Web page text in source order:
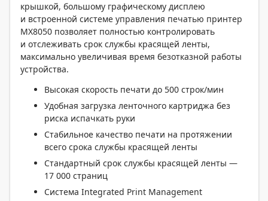
крышкой, большому графическому дисплею
и встроенной системе управления печатью принтер
MX8050 позволяет полностью контролировать
и отслеживать срок службы красящей ленты,
максимально увеличивая время безотказной работы
устройства.
Высокая скорость печати до 500 строк/мин
Удобная загрузка ленточного картриджа без
риска испачкать руки
Стабильное качество печати на протяжении
всего срока службы красящей ленты
Стандартный срок службы красящей ленты —
17 000 страниц
Система Integrated Print Management